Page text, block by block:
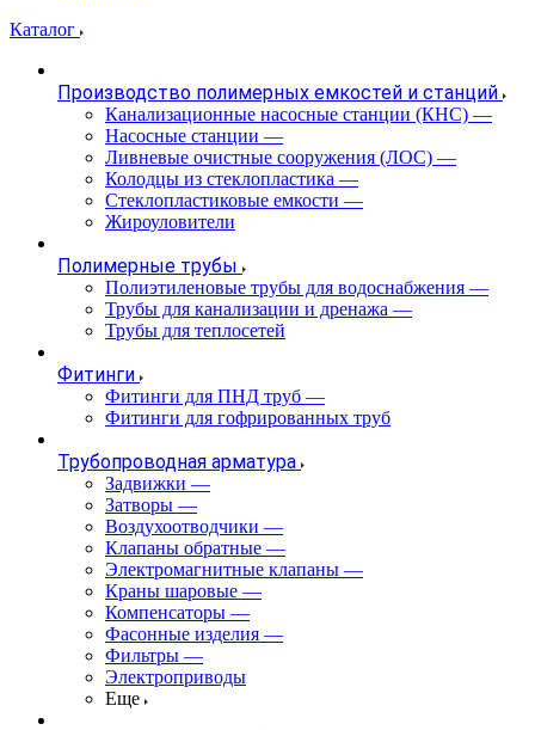
Каталог
Производство полимерных емкостей и станций
Канализационные насосные станции (КНС) —
Насосные станции —
Ливневые очистные сооружения (ЛОС) —
Колодцы из стеклопластика —
Стеклопластиковые емкости —
Жироуловители
Полимерные трубы
Полиэтиленовые трубы для водоснабжения —
Трубы для канализации и дренажа —
Трубы для теплосетей
Фитинги
Фитинги для ПНД труб —
Фитинги для гофрированных труб
Трубопроводная арматура
Задвижки —
Затворы —
Воздухоотводчики —
Клапаны обратные —
Электромагнитные клапаны —
Краны шаровые —
Компенсаторы —
Фасонные изделия —
Фильтры —
Электроприводы
Еще